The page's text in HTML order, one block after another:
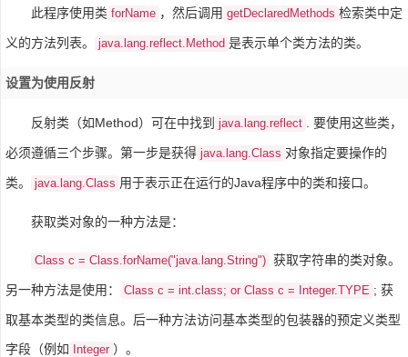
此程序使用类 forName ，然后调用 getDeclaredMethods 检索类中定
义的方法列表。 java.lang.reflect.Method 是表示单个类方法的类。
设置为使用反射
反射类（如Method）可在中找到 java.lang.reflect . 要使用这些类，
必须遵循三个步骤。第一步是获得 java.lang.Class 对象指定要操作的
类。 java.lang.Class 用于表示正在运行的Java程序中的类和接口。
获取类对象的一种方法是：
Class c = Class.forName("java.lang.String") 获取字符串的类对象。
另一种方法是使用： Class c = int.class; or Class c = Integer.TYPE ; 获
取基本类型的类信息。后一种方法访问基本类型的包装器的预定义类型
字段（例如
Integer ）。